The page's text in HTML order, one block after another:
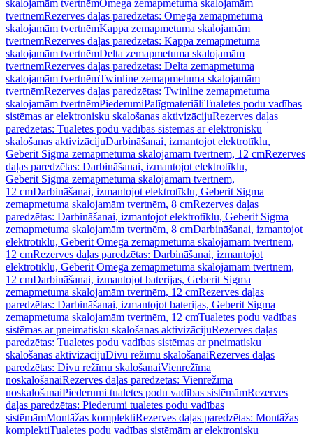
skalojamām tvertnēmOmega zemapmetuma skalojamām
tvertnēmRezerves daļas paredzētas: Omega zemapmetuma
skalojamām tvertnēmKappa zemapmetuma skalojamām
tvertnēmRezerves daļas paredzētas: Kappa zemapmetuma
skalojamām tvertnēmDelta zemapmetuma skalojamām
tvertnēmRezerves daļas paredzētas: Delta zemapmetuma
skalojamām tvertnēmTwinline zemapmetuma skalojamām
tvertnēmRezerves daļas paredzētas: Twinline zemapmetuma
skalojamām tvertnēmPiederumiPalīgmateriāliTualetes podu vadības
sistēmas ar elektronisku skalošanas aktivizācijuRezerves daļas
paredzētas: Tualetes podu vadības sistēmas ar elektronisku
skalošanas aktivizācijuDarbināšanai, izmantojot elektrotīklu,
Geberit Sigma zemapmetuma skalojamām tvertnēm, 12 cmRezerves
daļas paredzētas: Darbināšanai, izmantojot elektrotīklu,
Geberit Sigma zemapmetuma skalojamām tvertnēm,
12 cmDarbināšanai, izmantojot elektrotīklu, Geberit Sigma
zemapmetuma skalojamām tvertnēm, 8 cmRezerves daļas
paredzētas: Darbināšanai, izmantojot elektrotīklu, Geberit Sigma
zemapmetuma skalojamām tvertnēm, 8 cmDarbināšanai, izmantojot
elektrotīklu, Geberit Omega zemapmetuma skalojamām tvertnēm,
12 cmRezerves daļas paredzētas: Darbināšanai, izmantojot
elektrotīklu, Geberit Omega zemapmetuma skalojamām tvertnēm,
12 cmDarbināšanai, izmantojot baterijas, Geberit Sigma
zemapmetuma skalojamām tvertnēm, 12 cmRezerves daļas
paredzētas: Darbināšanai, izmantojot baterijas, Geberit Sigma
zemapmetuma skalojamām tvertnēm, 12 cmTualetes podu vadības
sistēmas ar pneimatisku skalošanas aktivizācijuRezerves daļas
paredzētas: Tualetes podu vadības sistēmas ar pneimatisku
skalošanas aktivizācijuDivu režīmu skalošanaiRezerves daļas
paredzētas: Divu režīmu skalošanaiVienrežīma
noskalošanaiRezerves daļas paredzētas: Vienrežīma
noskalošanaiPiederumi tualetes podu vadības sistēmāmRezerves
daļas paredzētas: Piederumi tualetes podu vadības
sistēmāmMontāžas komplektiRezerves daļas paredzētas: Montāžas
komplektiTualetes podu vadības sistēmām ar elektronisku